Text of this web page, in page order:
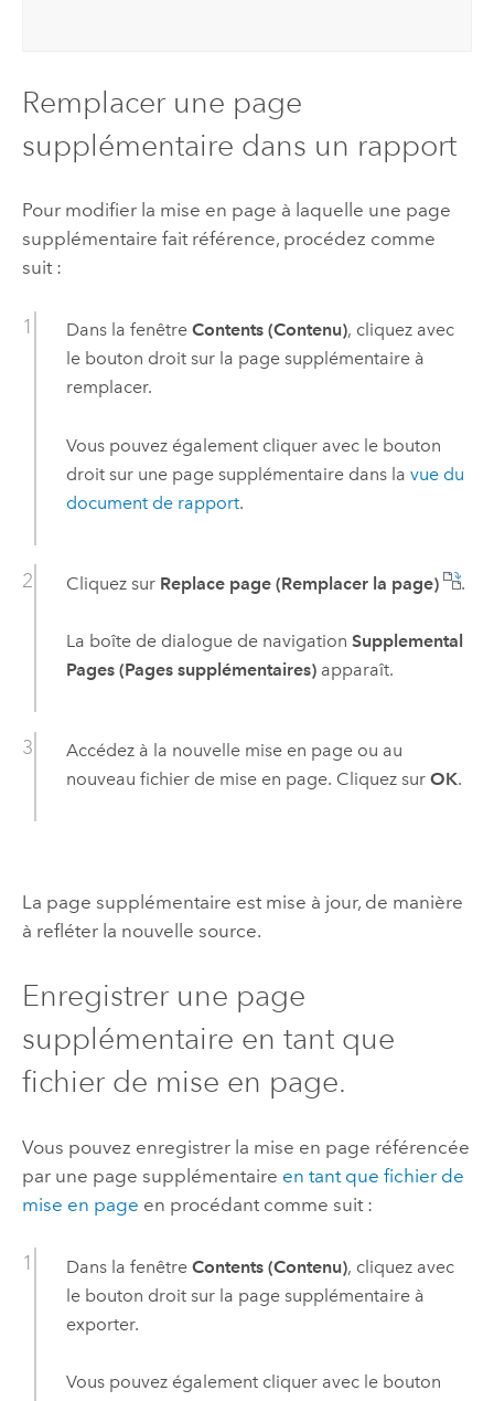
Remplacer une page
supplémentaire dans un rapport
Pour modifier la mise en page à laquelle une page
supplémentaire fait référence, procédez comme
suit :
Dans la fenêtre Contents (Contenu), cliquez avec
le bouton droit sur la page supplémentaire à
remplacer.
Vous pouvez également cliquer avec le bouton
droit sur une page supplémentaire dans la vue du
document de rapport.
Cliquez sur Replace page (Remplacer la page) .
La boîte de dialogue de navigation Supplemental
Pages (Pages supplémentaires)apparaît.
Accédez à la nouvelle mise en page ou au
nouveau fichier de mise en page. Cliquez sur OK.
La page supplémentaire est mise à jour, de manière
à refléter la nouvelle source.
Enregistrer une page
supplémentaire en tant que
fichier de mise en page.
Vous pouvez enregistrer la mise en page référencée
par une page supplémentaire en tant que fichier de
mise en page en procédant comme suit :
Dans la fenêtre Contents (Contenu), cliquez avec
le bouton droit sur la page supplémentaire à
exporter.
Vous pouvez également cliquer avec le bouton